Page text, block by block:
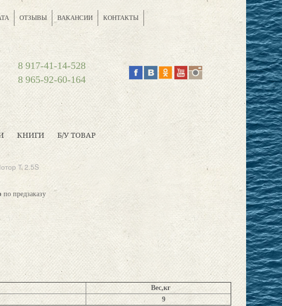
ОТЗЫВЫ ВАКАНСИИ КОНТАКТЫ
8 917-41-14-528
8 965-92-60-164
КНИГИ Б/У ТОВАР
Т 2.5S
по предзаказу
Вес,кг
9